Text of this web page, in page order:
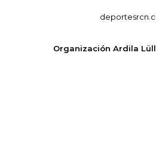
Organización Ardila